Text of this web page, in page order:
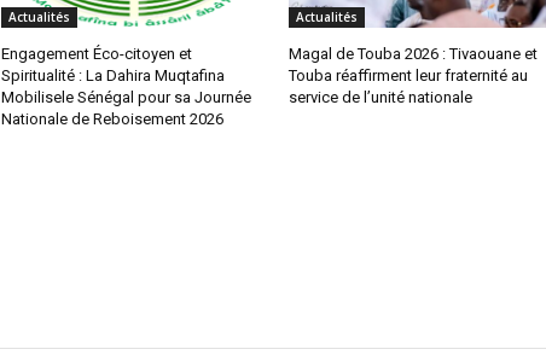
Actualités
Engagement Éco-citoyen et
Spiritualité : La Dahira Muqtafina
Mobilisele Sénégal pour sa Journée
Nationale de Reboisement 2026
Actualités
Magal de Touba 2026 : Tivaouane et
Touba réaffirment leur fraternité au
service de l’unité nationale